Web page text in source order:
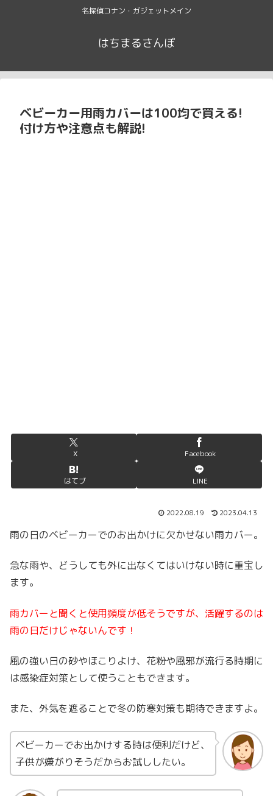
名探偵コナン・ガジェットメイン
はちまるさんぽ
ベビーカー用雨カバーは100均で買える!
付け方や注意点も解説!
X Facebook
はてブ LINE
2022.08.19 2023.04.13
雨の日のベビーカーでのお出かけに欠かせない雨カバー。
急な雨や、どうしても外に出なくてはいけない時に重宝し
ます。
雨カバーと聞くと使用頻度が低そうですが、活躍するのは
雨の日だけじゃないんです！
風の強い日の砂やほこりよけ、花粉や風邪が流行る時期に
は感染症対策として使うこともできます。
また、外気を遮ることで冬の防寒対策も期待できますよ。
ベビーカーでお出かけする時は便利だけど、
子供が嫌がりそうだからお試ししたい。